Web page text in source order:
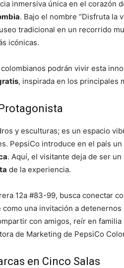
inmersiva única en el corazón
. Bajo el nombre “Disfruta la
tradicional en un recorrido
icónicas.
podrán vivir esta
, inspirada en los principales
y esculturas; es un espacio
PepsiCo introduce en el país
. Aquí, el visitante deja de ser
de la experiencia.
12a #83-99, busca conectar
como una invitación a
con amigos, reír en
de Marketing de PepsiCo
en Cinco Salas